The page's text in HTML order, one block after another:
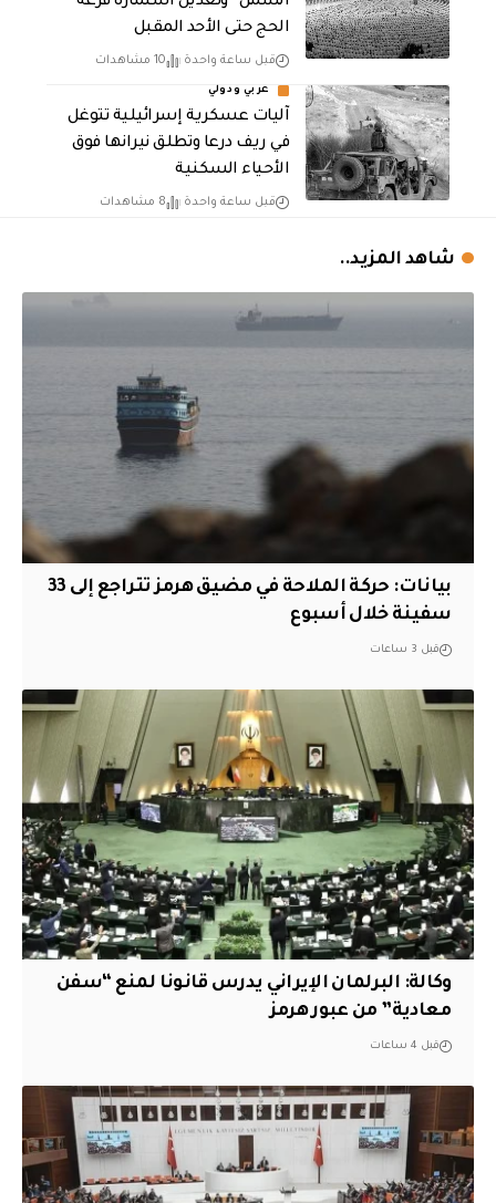
الحج حتى الأحد المقبل
قبل ساعة واحدة 10 مشاهدات
عربي ودولي
آليات عسكرية إسرائيلية تتوغل
في ريف درعا وتطلق نيرانها فوق
الأحياء السكنية
قبل ساعة واحدة 8 مشاهدات
شاهد المزيد..
بيانات: حركة الملاحة في مضيق هرمز تتراجع إلى 33
سفينة خلال أسبوع
قبل 3 ساعات
وكالة: البرلمان الإيراني يدرس قانونا لمنع “سفن
معادية” من عبور هرمز
قبل 4 ساعات